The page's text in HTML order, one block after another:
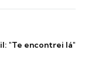
"Te encontrei lá"